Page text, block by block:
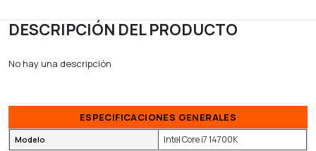
DESCRIPCIÓN DEL PRODUCTO
No hay una descripción
ESPECIFICACIONES GENERALES
Modelo Intel Core i7 14700K